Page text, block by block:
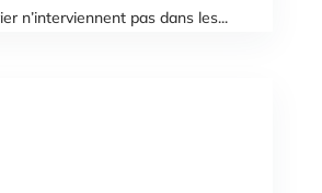
n’interviennent pas dans les...